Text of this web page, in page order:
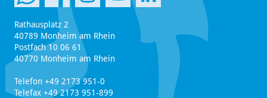
Rathausplatz 2
40789 Monheim am Rhein
Postfach 10 06 61
40770 Monheim am Rhein
Telefon +49 2173 951-0
Telefax +49 2173 951-899